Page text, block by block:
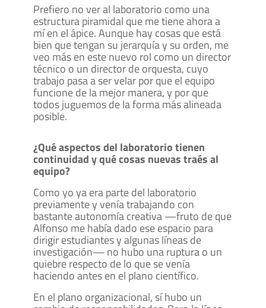
Prefiero no ver al laboratorio como una
estructura piramidal que me tiene ahora a
mí en el ápice. Aunque hay cosas que está
bien que tengan su jerarquía y su orden, me
veo más en este nuevo rol como un director
técnico o un director de orquesta, cuyo
trabajo pasa a ser velar por que el equipo
funcione de la mejor manera, y por que
todos juguemos de la forma más alineada
posible.
¿Qué aspectos del laboratorio tienen
continuidad y qué cosas nuevas traés al
equipo?
Como yo ya era parte del laboratorio
previamente y venía trabajando con
bastante autonomía creativa —fruto de que
Alfonso me había dado ese espacio para
dirigir estudiantes y algunas líneas de
investigación— no hubo una ruptura o un
quiebre respecto de lo que se venía
haciendo antes en el plano científico.
En el plano organizacional, sí hubo un